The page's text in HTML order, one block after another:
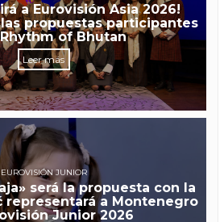
a Eurovisión Asia 2026!
propuestas participantes
of Bhutan
Leer más
EUROVISIÓN JUNIOR
será la propuesta con la
representará a Montenegro
Junior 2026